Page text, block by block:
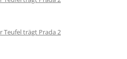
Teufel trägt Prada 2